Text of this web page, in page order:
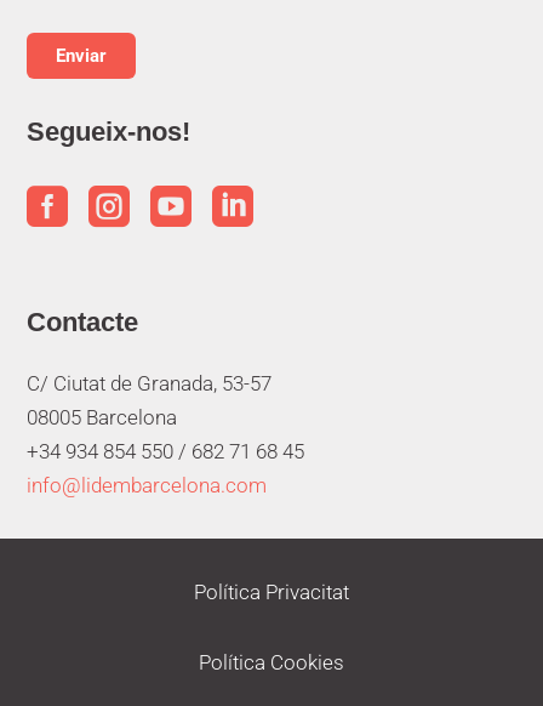
Segueix-nos!
   
Contacte
C/ Ciutat de Granada, 53-57
08005 Barcelona
+34 934 854 550 / 682 71 68 45
info@lidembarcelona.com
Política Privacitat
Política Cookies